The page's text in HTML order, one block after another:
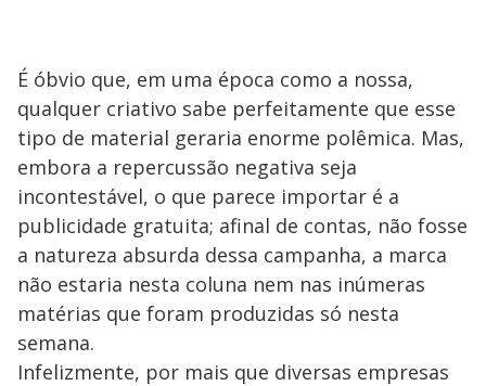
É óbvio que, em uma época como a nossa,
qualquer criativo sabe perfeitamente que esse
tipo de material geraria enorme polêmica. Mas,
embora a repercussão negativa seja
incontestável, o que parece importar é a
publicidade gratuita; afinal de contas, não fosse
a natureza absurda dessa campanha, a marca
não estaria nesta coluna nem nas inúmeras
matérias que foram produzidas só nesta
semana.
Infelizmente, por mais que diversas empresas